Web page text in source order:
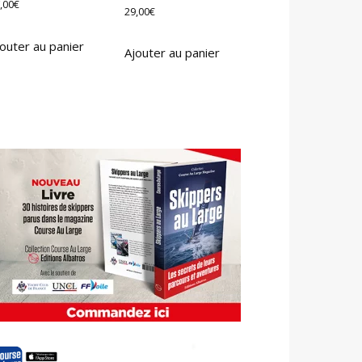
€
au panier
29,00€
Ajouter au panier